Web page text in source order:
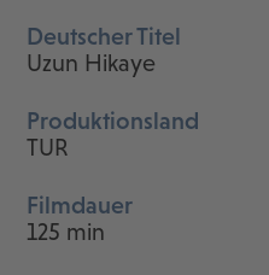
Deutscher Titel
Uzun Hikaye
Produktionsland
TUR
Filmdauer
125 min